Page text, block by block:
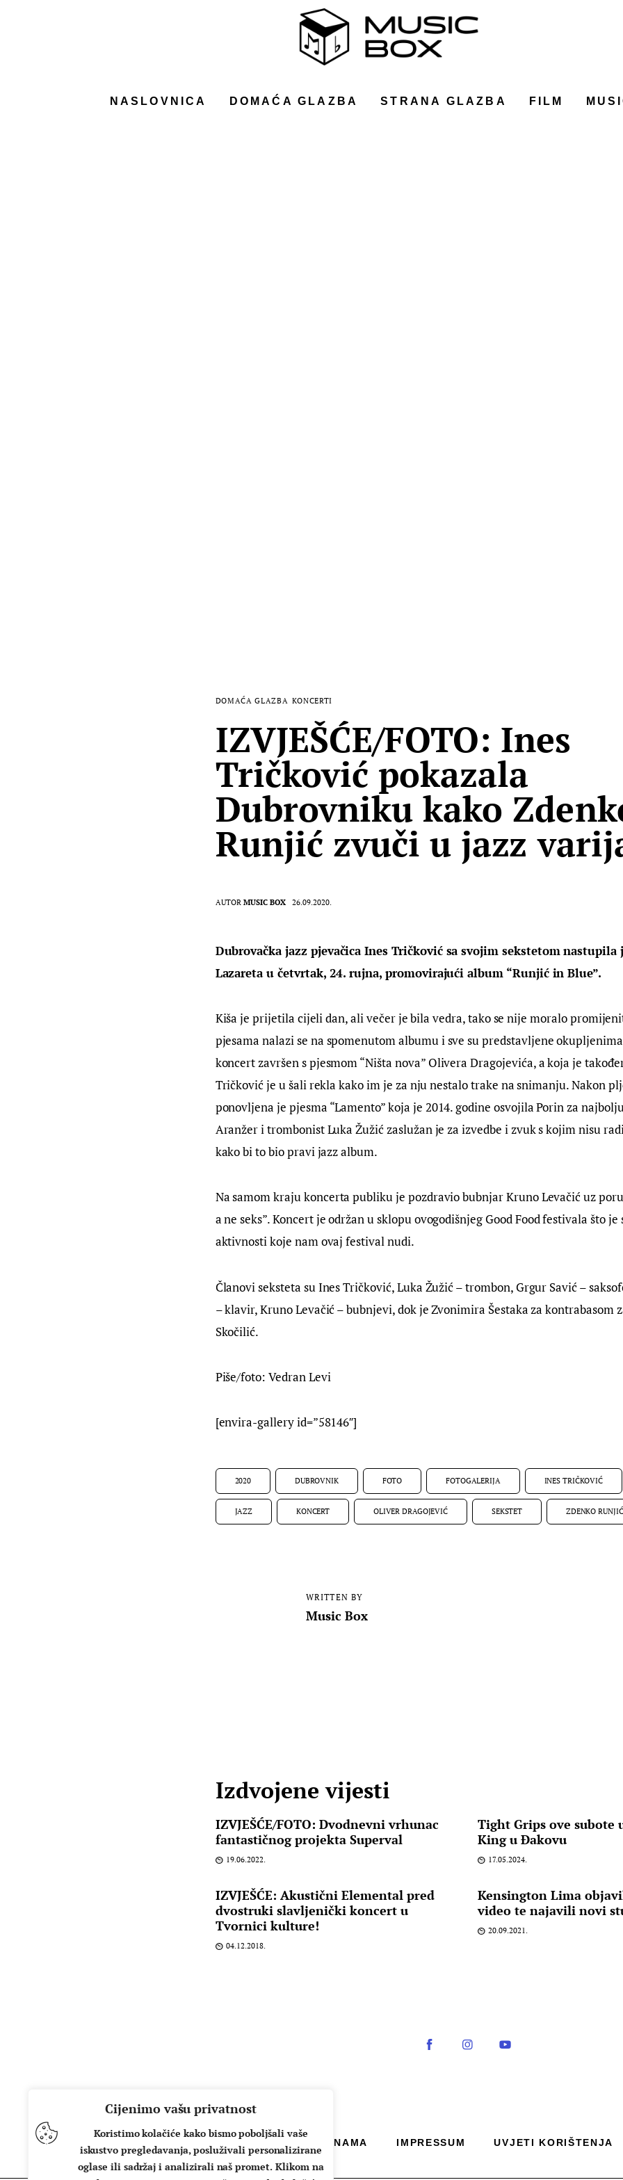
Cijenimo vašu privatnost
Koristimo kolačiće kako bismo poboljšali vaše
iskustvo pregledavanja, posluživali personalizirane
oglase ili sadržaj i analizirali naš promet. Klikom na
NASLOVNICA DOMAĆA GLAZBA STRANA GLAZBA FILM
DOMAĆA GLAZBA KONCERTI
IZVJEŠĆE/FOTO: Ines
Tričković pokazala
Dubrovniku kako
Runjić zvuči u jazz
AUTOR MUSIC BOX 26.09.2020.
Dubrovačka jazz pjevačica Ines Tričković sa svojim sekstetom nastupila
Lazareta u četvrtak, 24. rujna, promovirajući album “Runjić in Blue”.
Kiša je prijetila cijeli dan, ali večer je bila vedra, tako se nije moralo
pjesama nalazi se na spomenutom albumu i sve su predstavljene
koncert završen s pjesmom “Ništa nova” Olivera Dragojevića, a koja je
Tričković je u šali rekla kako im je za nju nestalo trake na snimanju. Nakon
ponovljena je pjesma “Lamento” koja je 2014. godine osvojila Porin za
Aranžer i trombonist Luka Žužić zaslužan je za izvedbe i zvuk s kojim nisu
kako bi to bio pravi jazz album.
Na samom kraju koncerta publiku je pozdravio bubnjar Kruno Levačić uz
a ne seks”. Koncert je održan u sklopu ovogodišnjeg Good Food festivala što je
aktivnosti koje nam ovaj festival nudi.
Članovi seksteta su Ines Tričković, Luka Žužić – trombon, Grgur Savić –
– klavir, Kruno Levačić – bubnjevi, dok je Zvonimira Šestaka za kontrabasom
Skočilić.
Piše/foto: Vedran Levi
[envira-gallery id=”58146″]
2020 DUBROVNIK FOTO FOTOGALERIJA INES TRIČKOVIĆ
JAZZ KONCERT OLIVER DRAGOJEVIĆ SEKSTET ZDENKO RUNJIĆ
WRITTEN BY
Music Box
Izdvojene vijesti
IZVJEŠĆE/FOTO: Dvodnevni vrhunac
fantastičnog projekta Superval
19.06.2022.
Tight Grips ove subote
King u Đakovu
17.05.2024.
IZVJEŠĆE: Akustični Elemental pred
dvostruki slavljenički koncert u
Tvornici kulture!
04.12.2018.
Kensington Lima
video te najavili novi
20.09.2021.
O NAMA IMPRESSUM UVJETI KORIŠTENJA